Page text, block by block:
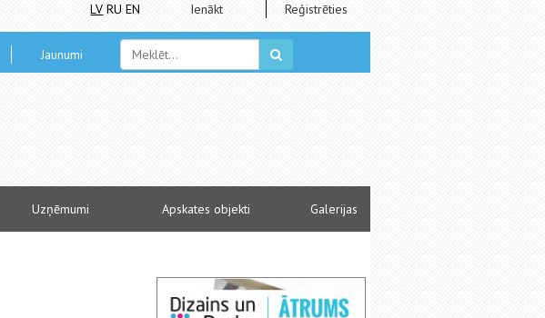
LV RU EN Ienākt Reģistrēties
Jaunumi
Uzņēmumi Apskates objekti Galerijas